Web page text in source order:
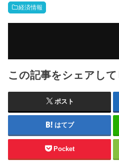
経済情報
この記事をシェアし
ポスト
はてブ
Pocket